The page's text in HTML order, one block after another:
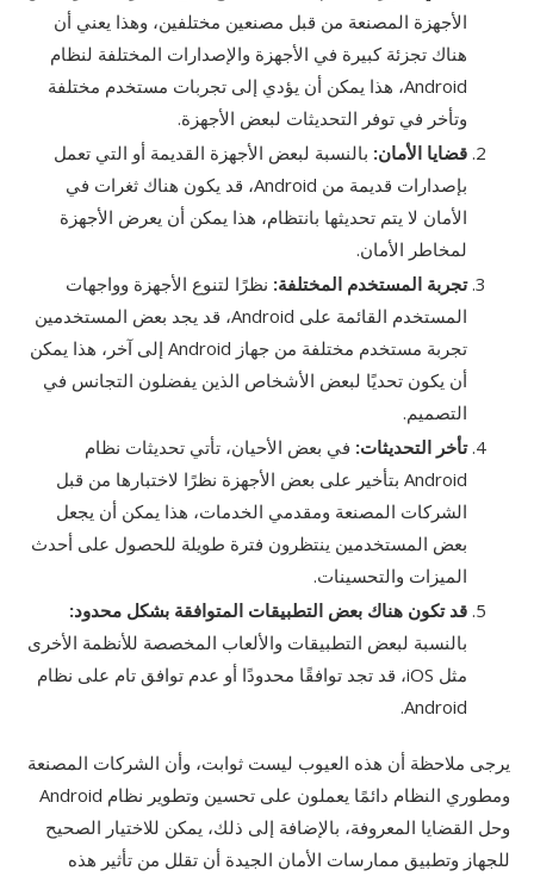
الأجهزة المصنعة من قبل مصنعين مختلفين، وهذا يعني أن
هناك تجزئة كبيرة في الأجهزة والإصدارات المختلفة لنظام
Android، هذا يمكن أن يؤدي إلى تجربات مستخدم مختلفة
وتأخر في توفر التحديثات لبعض الأجهزة.
قضايا الأمان: بالنسبة لبعض الأجهزة القديمة أو التي تعمل
بإصدارات قديمة من Android، قد يكون هناك ثغرات في
الأمان لا يتم تحديثها بانتظام، هذا يمكن أن يعرض الأجهزة
لمخاطر الأمان.
تجربة المستخدم المختلفة: نظرًا لتنوع الأجهزة وواجهات
المستخدم القائمة على Android، قد يجد بعض المستخدمين
تجربة مستخدم مختلفة من جهاز Android إلى آخر، هذا يمكن
أن يكون تحديًا لبعض الأشخاص الذين يفضلون التجانس في
التصميم.
تأخر التحديثات: في بعض الأحيان، تأتي تحديثات نظام
Android بتأخير على بعض الأجهزة نظرًا لاختبارها من قبل
الشركات المصنعة ومقدمي الخدمات، هذا يمكن أن يجعل
بعض المستخدمين ينتظرون فترة طويلة للحصول على أحدث
الميزات والتحسينات.
قد تكون هناك بعض التطبيقات المتوافقة بشكل محدود:
بالنسبة لبعض التطبيقات والألعاب المخصصة للأنظمة الأخرى
مثل iOS، قد تجد توافقًا محدودًا أو عدم توافق تام على نظام
Android.
يرجى ملاحظة أن هذه العيوب ليست ثوابت، وأن الشركات المصنعة
ومطوري النظام دائمًا يعملون على تحسين وتطوير نظام Android
وحل القضايا المعروفة، بالإضافة إلى ذلك، يمكن للاختيار الصحيح
للجهاز وتطبيق ممارسات الأمان الجيدة أن تقلل من تأثير هذه